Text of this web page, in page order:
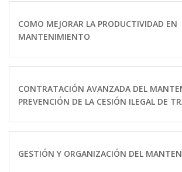
COMO MEJORAR LA PRODUCTIVIDAD EN
MANTENIMIENTO
CONTRATACIÓN AVANZADA DEL
PREVENCIÓN DE LA CESIÓN ILEGAL DE
GESTIÓN Y ORGANIZACIÓN DEL